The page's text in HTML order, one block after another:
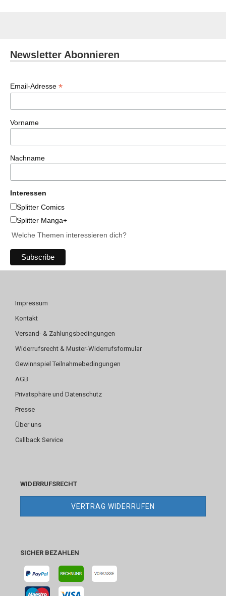
Newsletter Abonnieren
Email-Adresse *
Vorname
Nachname
Interessen
Splitter Comics
Splitter Manga+
Welche Themen interessieren dich?
Impressum
Kontakt
Versand- & Zahlungsbedingungen
Widerrufsrecht & Muster-Widerrufsformular
Gewinnspiel Teilnahmebedingungen
AGB
Privatsphäre und Datenschutz
Presse
Über uns
Callback Service
WIDERRUFSRECHT
VERTRAG WIDERRUFEN
SICHER BEZAHLEN